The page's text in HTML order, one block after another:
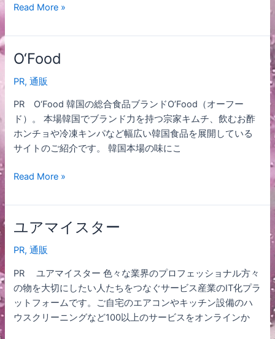
Read More »
O‘Food
PR,通販
PR O‘Food 韓国の総合食品ブランドO’Food（オーフー
ド）。 本場韓国でブランド力を持つ宗家キムチ、飲むお酢
ホンチョや冷凍キンパなど幅広い韓国食品を展開している
サイトのご紹介です。 韓国本場の味にこ
O‘Food
Read More »
ユアマイスター
PR,通販
PR ユアマイスター 色々な業界のプロフェッショナル方々
の物を大切にしたい人たちをつなぐサービス産業のIT化プラ
ットフォームです。ご自宅のエアコンやキッチン設備のハ
ウスクリーニングなど100以上のサービスをオンラインか
ユ
マ
イ
ス
タ
ー